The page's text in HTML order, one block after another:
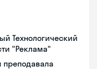
Технологический
"Реклама"
преподавала